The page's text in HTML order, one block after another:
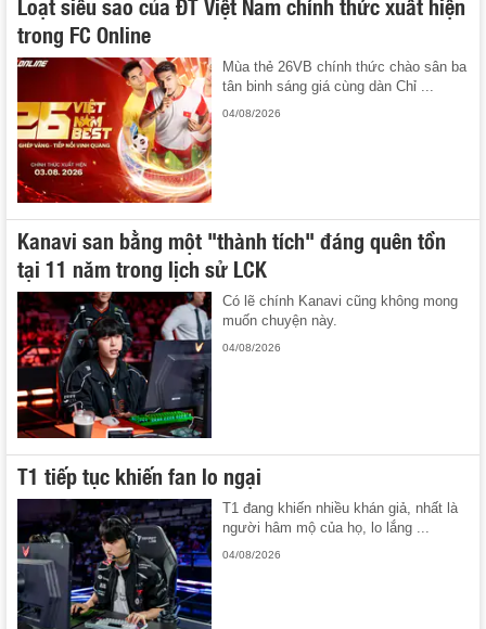
trong FC Online
Mùa thẻ 26VB chính thức chào sân ba
tân binh sáng giá cùng dàn Chỉ ...
04/08/2026
Kanavi san bằng một "thành tích" đáng quên tồn
tại 11 năm trong lịch sử LCK
Có lẽ chính Kanavi cũng không mong
muốn chuyện này.
04/08/2026
T1 tiếp tục khiến fan lo ngại
T1 đang khiến nhiều khán giả, nhất là
người hâm mộ của họ, lo lắng ...
04/08/2026